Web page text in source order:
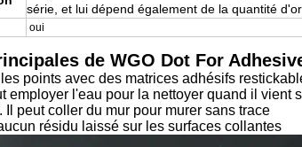
série, et lui dépend également de la quantité
oui
de WGO Dot For
points avec des matrices adhésifs
employer l'eau pour la nettoyer quand il vient
Il peut coller du mur pour murer sans trace
résidu laissé sur les surfaces collantes